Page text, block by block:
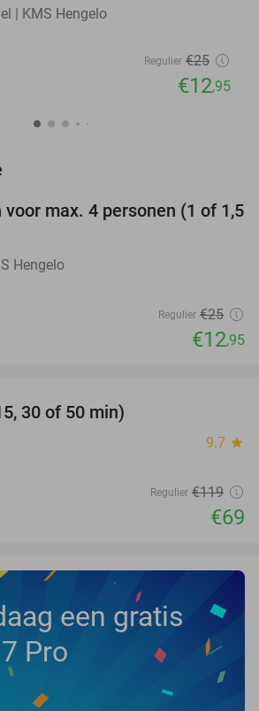
| KMS Hengelo
Regulier €25
€12,95
48%
voor max. 4 personen (1 of 1,5
Hengelo
Regulier €25
€12,95
30 of 50 min)
9.7 star
Regulier €119
€69
een gratis
Pro